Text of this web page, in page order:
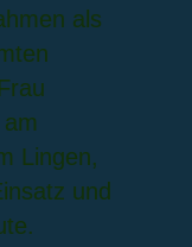
als
Lingen,
und